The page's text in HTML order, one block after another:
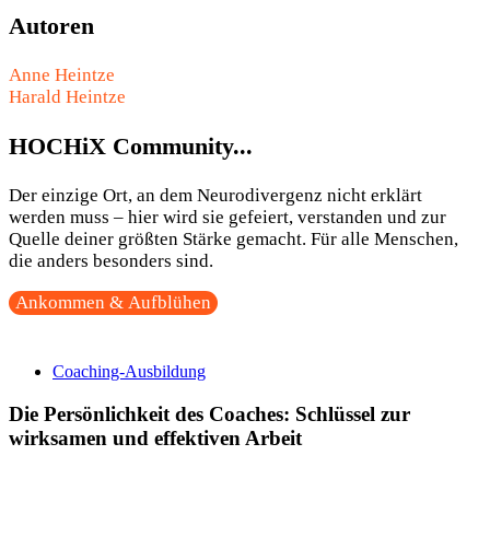
Autoren
Anne Heintze
Harald Heintze
HOCHiX Community...
Der einzige Ort, an dem Neurodivergenz nicht erklärt
werden muss – hier wird sie gefeiert, verstanden und zur
Quelle deiner größten Stärke gemacht. Für alle Menschen,
die anders besonders sind.
Ankommen & Aufblühen
Coaching-Ausbildung
Die Persönlichkeit des Coaches: Schlüssel zur
wirksamen und effektiven Arbeit